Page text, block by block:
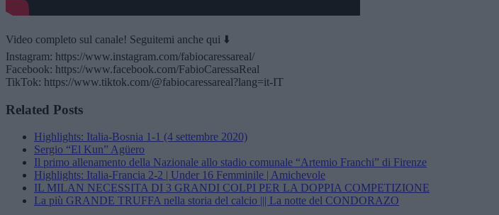
Video completo sul canale! Seguitemi anche qui ⬇️
Instagram: https://www.instagram.com/fabiocaressareal/
Facebook: https://www.facebook.com/FabioCaressaReal
TikTok: https://www.tiktok.com/@fabiocaressareal?lang=it-IT
Related Posts
Highlights: Italia-Bosnia 1-1 (4 settembre 2020)
Sergio “El Kun” Agüero
Il primo allenamento della Nazionale allo stadio comunale “Artemio Franchi” di Firenze
Highlights: Italia-Francia 2-2 | Under 16 Femminile | Amichevole
IL MILAN NECESSITA DI 3 GRANDI COLPI PER LA DOPPIA COMPETIZIONE
La più GRANDE TRUFFA nella storia del calcio ||| La notte del CONDORAZO